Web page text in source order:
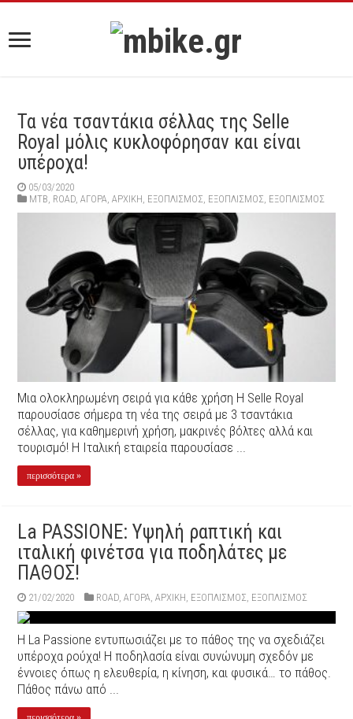
Τα νέα τσαντάκια σέλλας της Selle
Royal μόλις κυκλοφόρησαν και είναι
υπέροχα!
05/03/2020
MTB ROAD ,ΑΓΟΡΑ ,ΑΡΧΙΚΉ ΕΞΟΠΛΙΣΜΌΣ ΕΞΟΠΛΙΣΜΌΣ ΕΞΟΠΛΙΣΜΌΣ
Μια ολοκληρωμένη σειρά για κάθε χρήση Η Selle Royal
παρουσίασε σήμερα τη νέα της σειρά με 3 τσαντάκια
σέλλας, για καθημερινή χρήση, μακρινές βόλτες αλλά και
τουρισμό! Η Ιταλική εταιρεία παρουσίασε ...
περισσότερα »
La PASSIONE: Υψηλή ραπτική και
ιταλική φινέτσα για ποδηλάτες με
ΠΑΘΟΣ!
21/02/2020 ROAD ,ΑΓΟΡΑ ,ΑΡΧΙΚΉ ΕΞΟΠΛΙΣΜΌΣ ΕΞΟΠΛΙΣΜΌΣ
Η La Passione εντυπωσιάζει με το πάθος της να σχεδιάζει
υπέροχα ρούχα! Η ποδηλασία είναι συνώνυμη σχεδόν με
έννοιες όπως η ελευθερία, η κίνηση, και φυσικά… το πάθος.
Πάθος πάνω από ...